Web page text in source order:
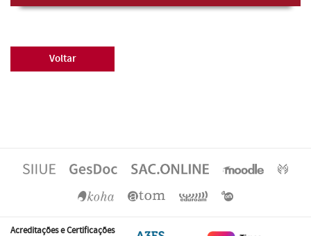
Voltar
Acreditações e Certificações